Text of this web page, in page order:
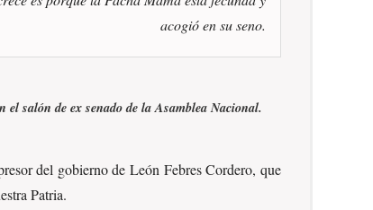
acogió en su seno.
salón de ex senado de la Asamblea Nacional.
del gobierno de León Febres Cordero, que
Patria.